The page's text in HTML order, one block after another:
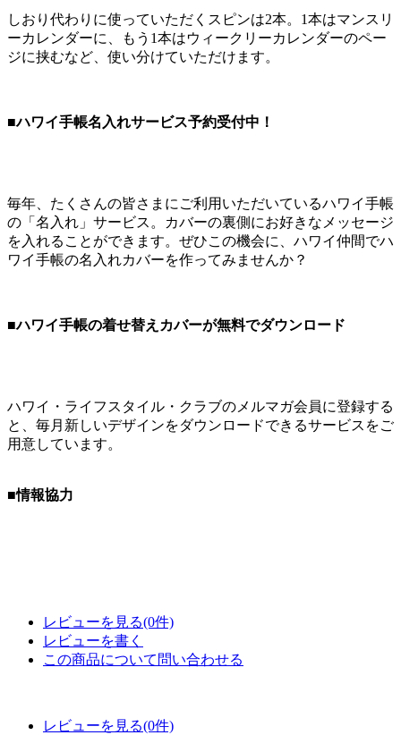
しおり代わりに使っていただくスピンは2本。1本はマンスリ
ーカレンダーに、もう1本はウィークリーカレンダーのペー
ジに挟むなど、使い分けていただけます。
■ハワイ手帳名入れサービス予約受付中！
毎年、たくさんの皆さまにご利用いただいているハワイ手帳
の「名入れ」サービス。カバーの裏側にお好きなメッセージ
を入れることができます。ぜひこの機会に、ハワイ仲間でハ
ワイ手帳の名入れカバーを作ってみませんか？
■ハワイ手帳の着せ替えカバーが無料でダウンロード
ハワイ・ライフスタイル・クラブのメルマガ会員に登録する
と、毎月新しいデザインをダウンロードできるサービスをご
用意しています。
■情報協力
レビューを見る(0件)
レビューを書く
この商品について問い合わせる
レビューを見る(0件)